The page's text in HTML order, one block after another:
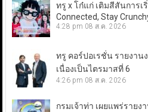
ทรู x โก๋แก่ เติมสีสันการเ
Connected, Stay
4:28 pm 08 ส.ค. 2026
ทรู คอร์ปอเรชั่น รายงาน
เนื่องเป็นไตรมาสที่ 6
4:26 pm 08 ส.ค. 2026
กรมเจ้าท่า เผยแพร่ราย